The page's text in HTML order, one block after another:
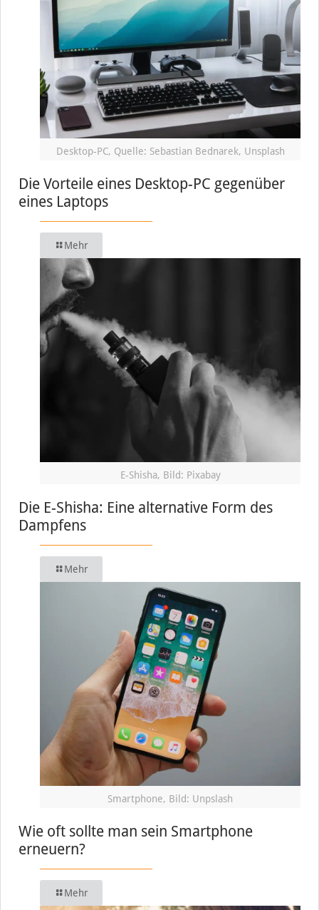
Desktop-PC, Quelle: Sebastian Bednarek, Unsplash
Die Vorteile eines Desktop-PC gegenüber
eines Laptops
Mehr
E-Shisha, Bild: Pixabay
Die E-Shisha: Eine alternative Form des
Dampfens
Mehr
Smartphone, Bild: Unpslash
Wie oft sollte man sein Smartphone
erneuern?
Mehr